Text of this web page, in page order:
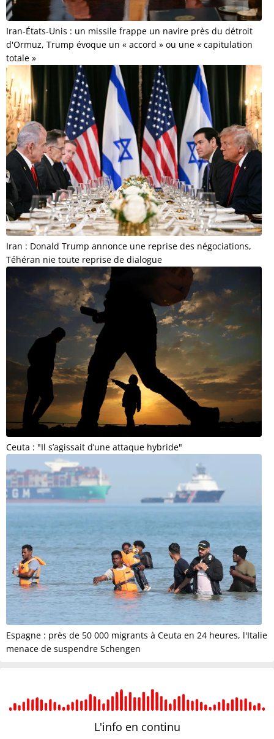
Iran-États-Unis : un missile frappe un navire près du détroit
d'Ormuz, Trump évoque un « accord » ou une « capitulation
totale »
Iran : Donald Trump annonce une reprise des négociations,
Téhéran nie toute reprise de dialogue
Ceuta : "Il s’agissait d’une attaque hybride"
Espagne : près de 50 000 migrants à Ceuta en 24 heures, l'Italie
menace de suspendre Schengen
L'info en continu